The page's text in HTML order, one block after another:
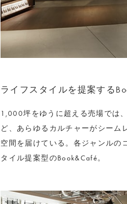
ライフスタイルを提案する
1,000坪をゆうに超える売場では
ど、あらゆるカルチャーがシーム
空間を届けている。各ジャンルの
タイル提案型のBook&Café。